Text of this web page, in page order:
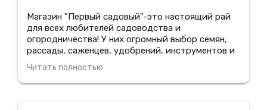
Магазин "Первый садовый"-это настоящий рай
для всех любителей садоводства и
огородничества! У них огромный выбор семян,
рассады, саженцев, удобрений, инструментов и
всего, что только может понадобиться для
создания и ухода за садом. Здесь работают
настоящие профессионалы, которые всегда
Читать полностью